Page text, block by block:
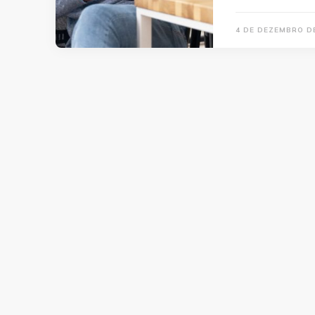
4 DE DEZEMBRO